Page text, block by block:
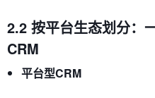
2.2 按平台生态划分：
CRM
平台型CRM